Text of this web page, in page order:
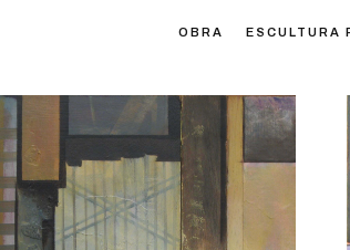
OBRA ESCULTURA